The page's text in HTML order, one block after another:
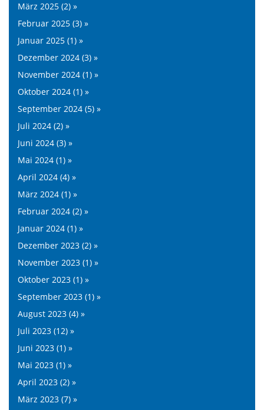
März 2025 (2) »
Februar 2025 (3) »
Januar 2025 (1) »
Dezember 2024 (3) »
November 2024 (1) »
Oktober 2024 (1) »
September 2024 (5) »
Juli 2024 (2) »
Juni 2024 (3) »
Mai 2024 (1) »
April 2024 (4) »
März 2024 (1) »
Februar 2024 (2) »
Januar 2024 (1) »
Dezember 2023 (2) »
November 2023 (1) »
Oktober 2023 (1) »
September 2023 (1) »
August 2023 (4) »
Juli 2023 (12) »
Juni 2023 (1) »
Mai 2023 (1) »
April 2023 (2) »
März 2023 (7) »